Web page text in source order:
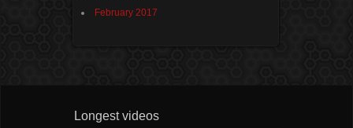
February 2017
Longest videos